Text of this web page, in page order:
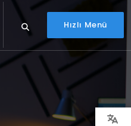
Hızlı Menü